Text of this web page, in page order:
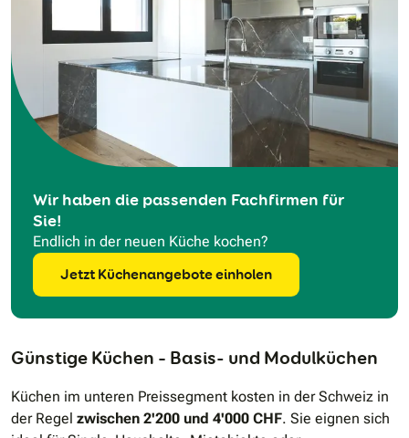
Wir haben die passenden Fachfirmen für
Sie!
Endlich in der neuen Küche kochen?
Jetzt Küchenangebote einholen
Günstige Küchen – Basis- und Modulküchen
Küchen im unteren Preissegment kosten in der Schweiz in
der Regel zwischen 2'200 und 4'000 CHF. Sie eignen sich